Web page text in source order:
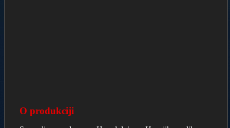
O produkciji